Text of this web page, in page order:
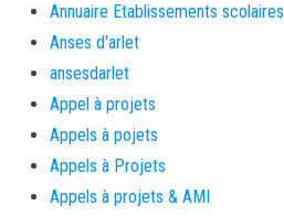
Annuaire Etablissements scolaires
Anses d'arlet
ansesdarlet
Appel à projets
Appels à pojets
Appels à Projets
Appels à projets & AMI